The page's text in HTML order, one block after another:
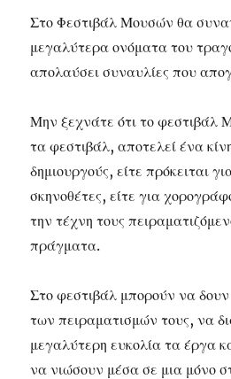
Στο Φεστιβάλ Μουσών θα
μεγαλύτερα ονόματα του
απολαύσει συναυλίες που
Μην ξεχνάτε ότι το φεστιβάλ
τα φεστιβάλ, αποτελεί ένα
δημιουργούς, είτε πρόκειται
σκηνοθέτες, είτε για
την τέχνη τους
πράγματα.
Στο φεστιβάλ μπορούν να
των πειραματισμών τους, να
μεγαλύτερη ευκολία τα έργα
να νιώσουν μέσα σε μια μόνο